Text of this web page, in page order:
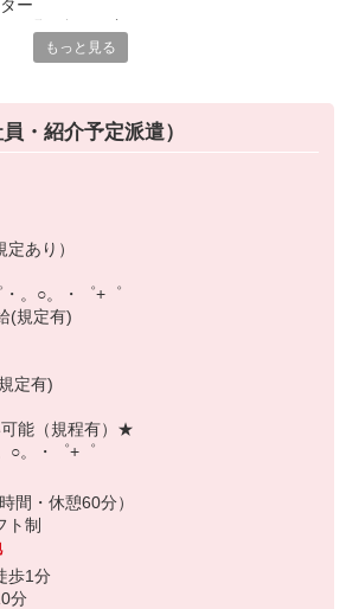
】
系
仕分け・加工・組立・検査
ウ・ネイリスト・エステ
売・個別指導塾・人材紹介
プニング・官公庁案件
ど
カンタン面接OK！
ピード対応。
ご相談ください！
ー
例えばこんな質問↓
ュー♪
（当社社員が定期的にフォローへ伺ってい
も楽しめる！
雇用の機会も多数◎
もっと見る
・紹介予定派遣）
あり）
・。○。・゜+゜
(規定有)
定有)
能（規程有）★
○。・゜+゜
間・休憩60分）
ト制
歩1分
分